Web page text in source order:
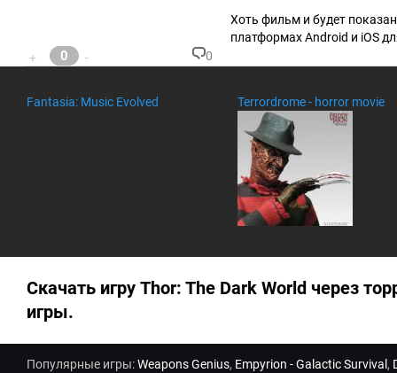
Хоть фильм и будет
платформах Android и iOS
+
0 -
К
0
Fantasia: Music Evolved Terrordrome - horror movie
Скачать игру Thor: The Dark World через
игры.
Популярные игры:Weapons Genius, Empyrion - Galactic Survival ,